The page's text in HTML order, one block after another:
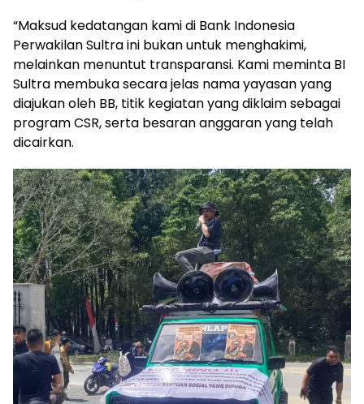
“Maksud kedatangan kami di Bank Indonesia
Perwakilan Sultra ini bukan untuk menghakimi,
melainkan menuntut transparansi. Kami meminta BI
Sultra membuka secara jelas nama yayasan yang
diajukan oleh BB, titik kegiatan yang diklaim sebagai
program CSR, serta besaran anggaran yang telah
dicairkan.